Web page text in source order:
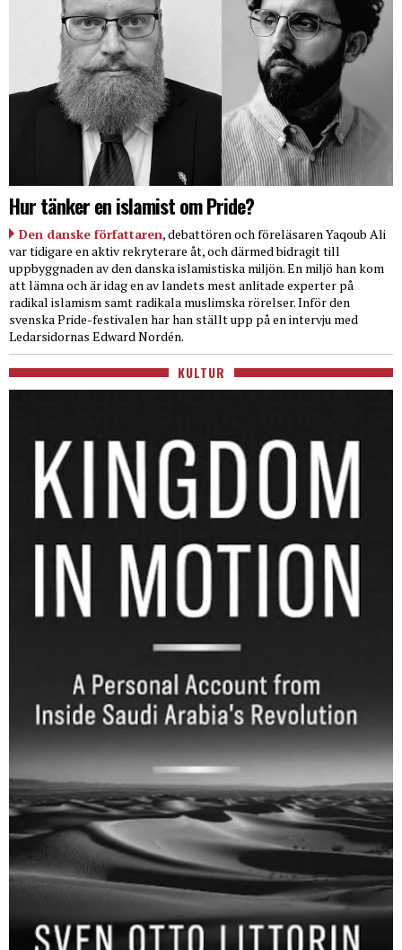
Hur tänker en islamist om Pride?
Den danske författaren, debattören och föreläsaren Yaqoub Ali
var tidigare en aktiv rekryterare åt, och därmed bidragit till
uppbyggnaden av den danska islamistiska miljön. En miljö han kom
att lämna och är idag en av landets mest anlitade experter på
radikal islamism samt radikala muslimska rörelser. Inför den
svenska Pride-festivalen har han ställt upp på en intervju med
Ledarsidornas Edward Nordén.
KULTUR